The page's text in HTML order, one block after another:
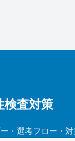
検査対策
・選考フロー・